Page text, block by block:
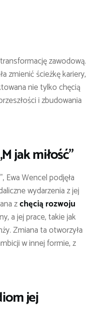
zawodową.
zmienić ścieżkę kariery,
nie tylko chęcią
i zbudowania
jak miłość”
Ewa Wencel podjęła
wydarzenia z jej
zchęcią rozwoju
a jej prace, takie jak
Zmiana ta otworzyła
w innej formie, z
jej